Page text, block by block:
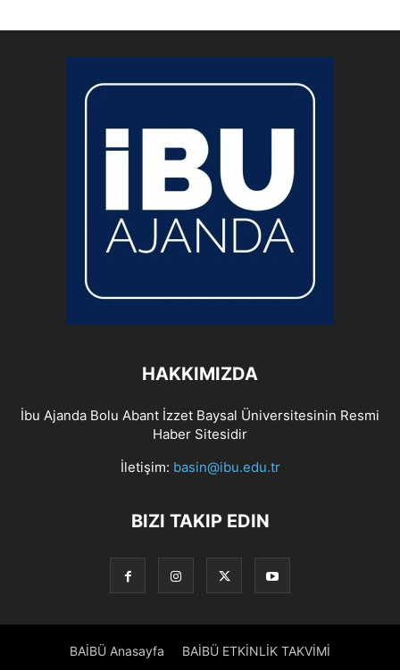
HAKKIMIZDA
İbu Ajanda Bolu Abant İzzet Baysal Üniversitesinin Resmi
Haber Sitesidir
İletişim: basin@ibu.edu.tr
BIZI TAKIP EDIN
BAİBÜ Anasayfa BAİBÜ ETKİNLİK TAKVİMİ